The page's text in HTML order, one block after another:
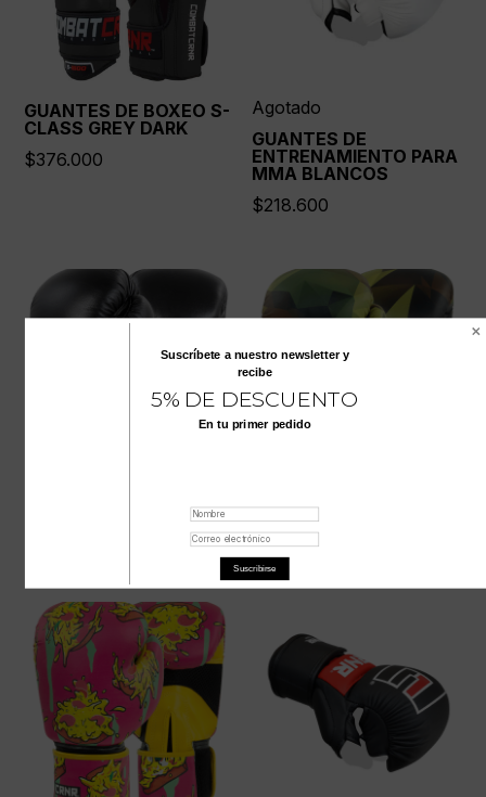
GUANTES DE BOXEO S-
CLASS GREY DARK
$376.000
Agotado
GUANTES DE
ENTRENAMIENTO PARA
MMA BLANCOS
$218.600
GUANTES POLY CAMO
$290.700
Suscríbete a nuestro newslettery
recibe
5% DE DESCUENTO
En tu primer pedido
Suscribirse